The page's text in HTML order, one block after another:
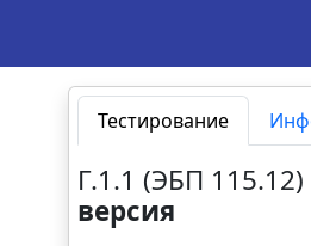
Тестирование
Г.1.1 (ЭБП
версия